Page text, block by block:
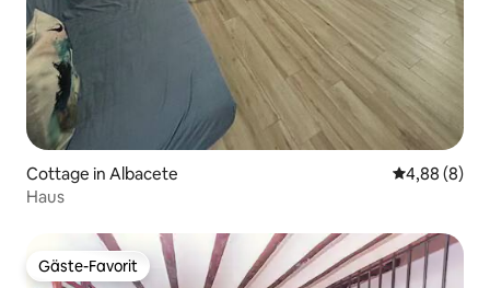
Cottage in Albacete
4,88 (8)
Haus
Gäste-Favorit
Gäste-Favorit